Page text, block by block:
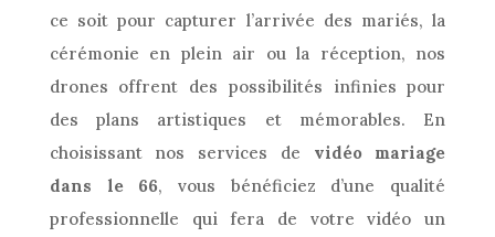
ce soit pour capturer l’arrivée des mariés, la
cérémonie en plein air ou la réception, nos
drones offrent des possibilités infinies pour
des plans artistiques et mémorables. En
choisissant nos services de vidéo mariage
dans le 66, vous bénéficiez d’une qualité
professionnelle qui fera de votre vidéo un